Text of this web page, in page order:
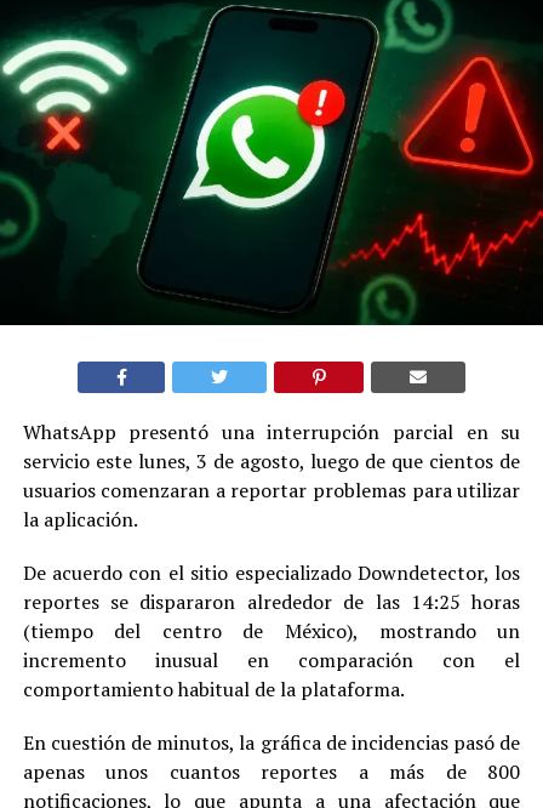
WhatsApp presentó una interrupción parcial en su
servicio este lunes, 3 de agosto, luego de que cientos de
usuarios comenzaran a reportar problemas para utilizar
la aplicación.
De acuerdo con el sitio especializado Downdetector, los
reportes se dispararon alrededor de las 14:25 horas
(tiempo del centro de México), mostrando un
incremento inusual en comparación con el
comportamiento habitual de la plataforma.
En cuestión de minutos, la gráfica de incidencias pasó de
apenas unos cuantos reportes a más de 800
notificaciones, lo que apunta a una afectación que